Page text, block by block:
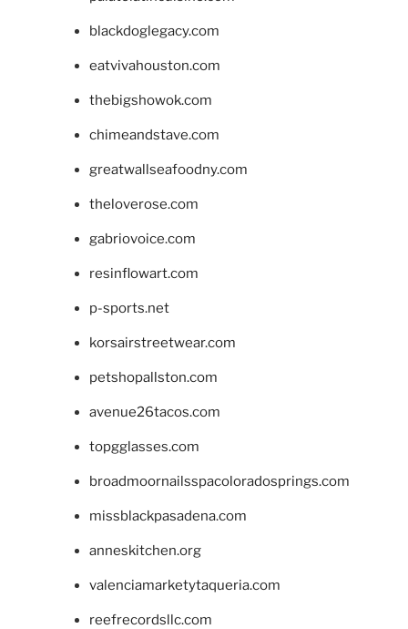
blackdoglegacy.com
eatvivahouston.com
thebigshowok.com
chimeandstave.com
greatwallseafoodny.com
theloverose.com
gabriovoice.com
resinflowart.com
p-sports.net
korsairstreetwear.com
petshopallston.com
avenue26tacos.com
topgglasses.com
broadmoornailsspacoloradosprings.com
missblackpasadena.com
anneskitchen.org
valenciamarketytaqueria.com
reefrecordsllc.com